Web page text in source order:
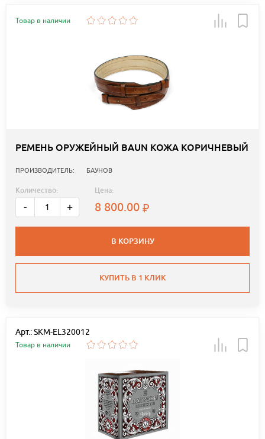
Товар в наличии
РЕМЕНЬ ОРУЖЕЙНЫЙ BAUN КОЖА КОРИЧНЕВЫЙ
ПРОИЗВОДИТЕЛЬ: БАУНОВ
Количество:
- +
Цена:
8 800.00
В КОРЗИНУ
КУПИТЬ В 1 КЛИК
Арт.: SKM-EL320012
Товар в наличии